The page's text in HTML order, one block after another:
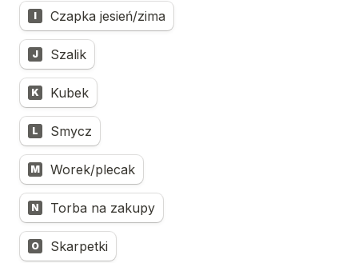
I Czapka jesień/zima
J Szalik
K Kubek
L Smycz
M Worek/plecak
N Torba na zakupy
O Skarpetki